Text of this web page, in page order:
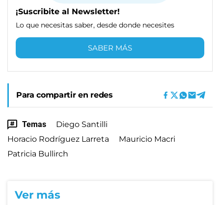
¡Suscribite al Newsletter!
Lo que necesitas saber, desde donde necesites
SABER MÁS
Para compartir en redes
Temas
Diego Santilli
Horacio Rodríguez Larreta
Mauricio Macri
Patricia Bullirch
Ver más